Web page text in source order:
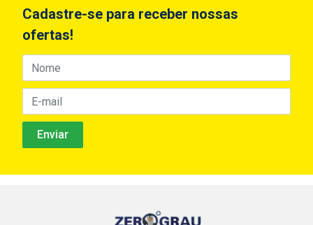
Cadastre-se para receber nossas
ofertas!